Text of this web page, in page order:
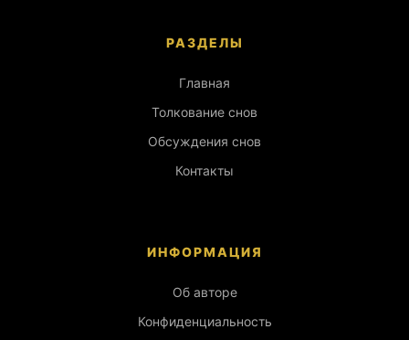
РАЗДЕЛЫ
Главная
Толкование снов
Обсуждения снов
Контакты
ИНФОРМАЦИЯ
Об авторе
Конфиденциальность